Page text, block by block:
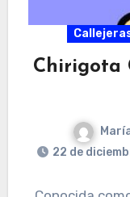
Chirigota
22 de